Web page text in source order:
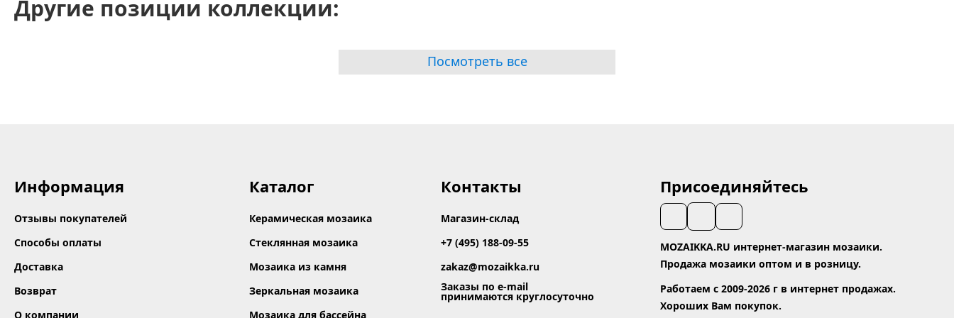
Другие позиции коллекции:
Посмотреть все
Информация
Отзывы покупателей
Способы оплаты
Доставка
Возврат
О компании
Каталог
Керамическая мозаика
Стеклянная мозаика
Мозаика из камня
Зеркальная мозаика
Мозаика для бассейна
Контакты
Магазин-склад
+7 (495) 188-09-55
zakaz@mozaikka.ru
Заказы по e-mail
принимаются круглосуточно
Присоединяйтесь
MOZAIKKA.RU интернет-магазин мозаики.
Продажа мозаики оптом и в розницу.
Работаем с 2009-2026 г в интернет продажах.
Хороших Вам покупок.